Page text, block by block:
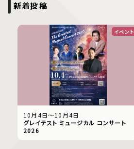
新着投稿
イベント
10月4日〜10月4日
グレイテスト ミュージカル コンサート
2026